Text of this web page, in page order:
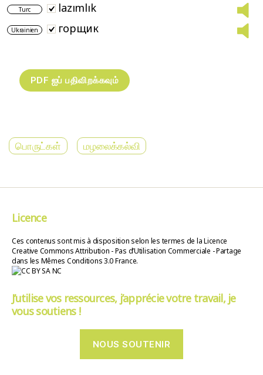
Turc lazımlık
Ukrainien горщик
பொருட்கள் மழலைக்கல்வி
Licence
Ces contenus sont mis à disposition selon les termes de la Licence
Creative Commons Attribution - Pas d’Utilisation Commerciale - Partage
dans les Mêmes Conditions 3.0 France.
J’utilise vos ressources, j’apprécie votre travail, je
vous soutiens !
NOUS SOUTENIR